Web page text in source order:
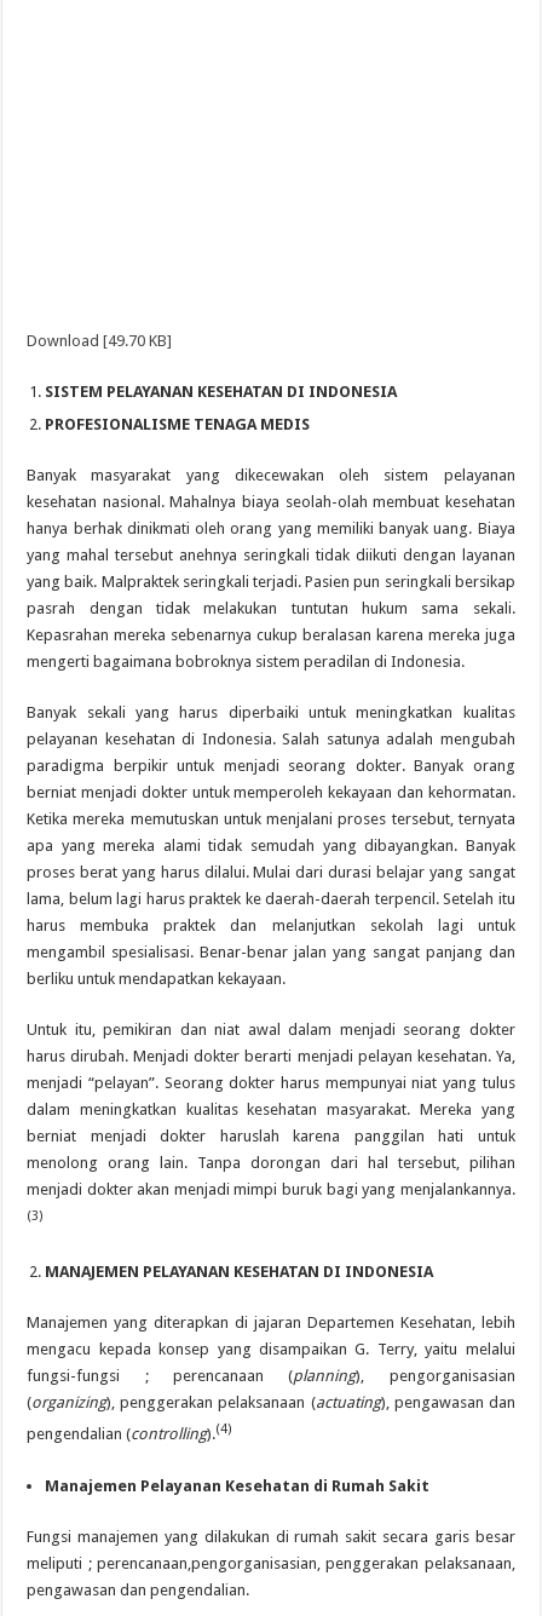
Download [49.70 KB]
SISTEM PELAYANAN KESEHATAN DI INDONESIA
PROFESIONALISME TENAGA MEDIS
Banyak masyarakat yang dikecewakan oleh sistem pelayanan
kesehatan nasional. Mahalnya biaya seolah-olah membuat kesehatan
hanya berhak dinikmati oleh orang yang memiliki banyak uang. Biaya
yang mahal tersebut anehnya seringkali tidak diikuti dengan layanan
yang baik. Malpraktek seringkali terjadi. Pasien pun seringkali bersikap
pasrah dengan tidak melakukan tuntutan hukum sama sekali.
Kepasrahan mereka sebenarnya cukup beralasan karena mereka juga
mengerti bagaimana bobroknya sistem peradilan di Indonesia.
Banyak sekali yang harus diperbaiki untuk meningkatkan kualitas
pelayanan kesehatan di Indonesia. Salah satunya adalah mengubah
paradigma berpikir untuk menjadi seorang dokter. Banyak orang
berniat menjadi dokter untuk memperoleh kekayaan dan kehormatan.
Ketika mereka memutuskan untuk menjalani proses tersebut, ternyata
apa yang mereka alami tidak semudah yang dibayangkan. Banyak
proses berat yang harus dilalui. Mulai dari durasi belajar yang sangat
lama, belum lagi harus praktek ke daerah-daerah terpencil. Setelah itu
harus membuka praktek dan melanjutkan sekolah lagi untuk
mengambil spesialisasi. Benar-benar jalan yang sangat panjang dan
berliku untuk mendapatkan kekayaan.
Untuk itu, pemikiran dan niat awal dalam menjadi seorang dokter
harus dirubah. Menjadi dokter berarti menjadi pelayan kesehatan. Ya,
menjadi “pelayan”. Seorang dokter harus mempunyai niat yang tulus
dalam meningkatkan kualitas kesehatan masyarakat. Mereka yang
berniat menjadi dokter haruslah karena panggilan hati untuk
menolong orang lain. Tanpa dorongan dari hal tersebut, pilihan
menjadi dokter akan menjadi mimpi buruk bagi yang menjalankannya.
(3)
MANAJEMEN PELAYANAN KESEHATAN DI INDONESIA
Manajemen yang diterapkan di jajaran Departemen Kesehatan, lebih
mengacu kepada konsep yang disampaikan G. Terry, yaitu melalui
fungsi-fungsi ; perencanaan (planning), pengorganisasian
(organizing), penggerakan pelaksanaan (actuating), pengawasan dan
pengendalian (controlling).(4)
Manajemen Pelayanan Kesehatan di Rumah Sakit
Fungsi manajemen yang dilakukan di rumah sakit secara garis besar
meliputi ; perencanaan,pengorganisasian, penggerakan pelaksanaan,
pengawasan dan pengendalian.